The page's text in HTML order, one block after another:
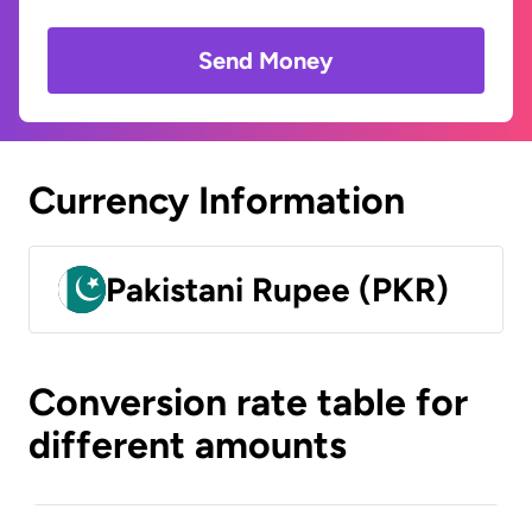
Send Money
Currency Information
Pakistani Rupee (PKR)
Conversion rate table for
different amounts